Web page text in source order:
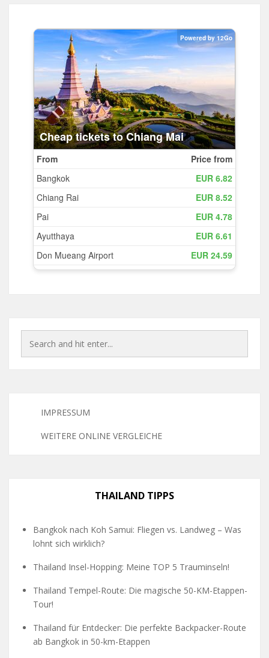
IMPRESSUM
WEITERE ONLINE VERGLEICHE
THAILAND TIPPS
Bangkok nach Koh Samui: Fliegen vs. Landweg – Was
lohnt sich wirklich?
Thailand Insel-Hopping: Meine TOP 5 Trauminseln!
Thailand Tempel-Route: Die magische 50-KM-Etappen-
Tour!
Thailand für Entdecker: Die perfekte Backpacker-Route
ab Bangkok in 50-km-Etappen